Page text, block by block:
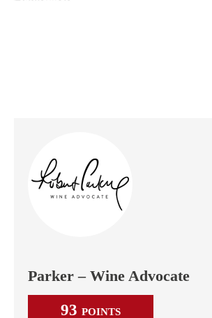
Parker – Wine Advocate
93 POINTS